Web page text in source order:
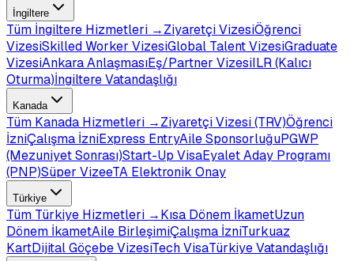
İngiltere
Tüm İngiltere Hizmetleri →Ziyaretçi VizesiÖğrenci
VizesiSkilled Worker VizesiGlobal Talent VizesiGraduate
VizesiAnkara AnlaşmasıEş/Partner VizesiILR (Kalıcı
Oturma)İngiltere Vatandaşlığı
Kanada
Tüm Kanada Hizmetleri →Ziyaretçi Vizesi (TRV)Öğrenci
İzniÇalışma İzniExpress EntryAile SponsorluğuPGWP
(Mezuniyet Sonrası)Start-Up VisaEyalet Aday Programı
(PNP)Süper VizeeTA Elektronik Onay
Türkiye
Tüm Türkiye Hizmetleri →Kısa Dönem İkametUzun
Dönem İkametAile BirleşimiÇalışma İzniTurkuaz
KartDijital Göçebe VizesiTech VisaTürkiye Vatandaşlığı